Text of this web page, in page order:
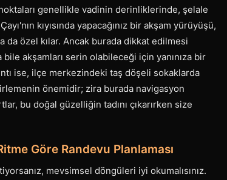
genellikle vadinin derinliklerinde, şelale
kıyısında yapacağınız bir akşam yürüyüşü,
özel kılar. Ancak burada dikkat edilmesi
akşamları serin olabileceği için yanınıza bir
ise, ilçe merkezindeki taş döşeli sokaklarda
önemidir; zira burada navigasyon
bu doğal güzelliğin tadını çıkarırken size
Göre Randevu Planlaması
mevsimsel döngüleri iyi okumalısınız.